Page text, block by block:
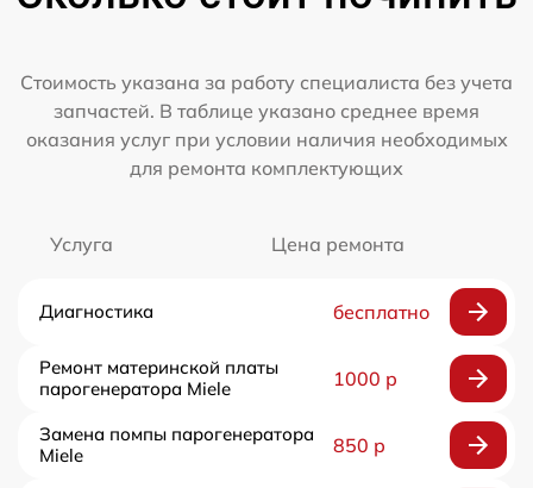
Стоимость указана за работу специалиста без учета
запчастей. В таблице указано среднее время
оказания услуг при условии наличия необходимых
для ремонта комплектующих
Услуга Цена ремонта
Диагностика бесплатно
Ремонт материнской платы
парогенератора Miele
1000 р
Замена помпы парогенератора
Miele
850 р